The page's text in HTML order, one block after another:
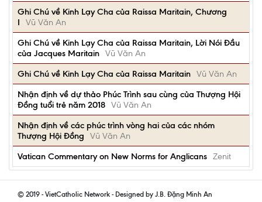
Ghi Chú về Kinh Lạy Cha của Raissa Maritain, Chương
I
Vũ Văn An
Ghi Chú về Kinh Lạy Cha của Raissa Maritain, Lời Nói Đầu
của Jacques Maritain Vũ Văn An
Ghi Chú về Kinh Lạy Cha của Raissa Maritain Vũ Văn An
Nhận định về dự thảo Phúc Trình sau cùng của Thượng Hội
Đồng tuổi trẻ năm 2018 Vũ Văn An
Nhận định về các phúc trình vòng hai của các nhóm
Thượng Hội Đồng
Vũ Văn An
Vatican Commentary on New Norms for Anglicans Zenit
© 2019 - VietCatholic Network - Designed by J.B. Đặng Minh An